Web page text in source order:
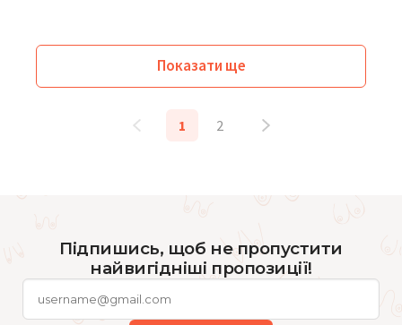
Показати ще
1 2
Підпишись, щоб не пропустити
найвигідніші пропозиції!